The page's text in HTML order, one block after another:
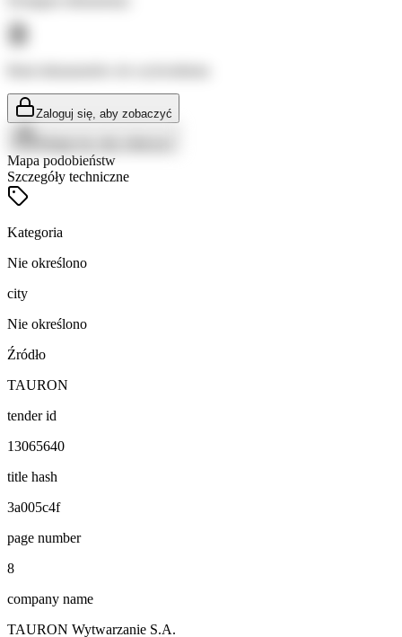
Zaloguj się, aby zobaczyć
Mapa podobieństw
Szczegóły techniczne
Kategoria
Nie określono
city
Nie określono
Źródło
TAURON
tender id
13065640
title hash
3a005c4f
page number
8
company name
TAURON Wytwarzanie S.A.